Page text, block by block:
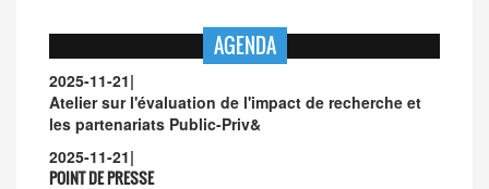
AGENDA
2025-11-21|
Atelier sur l'évaluation de l'impact de recherche et
les partenariats Public-Priv&
2025-11-21|
POINT DE PRESSE